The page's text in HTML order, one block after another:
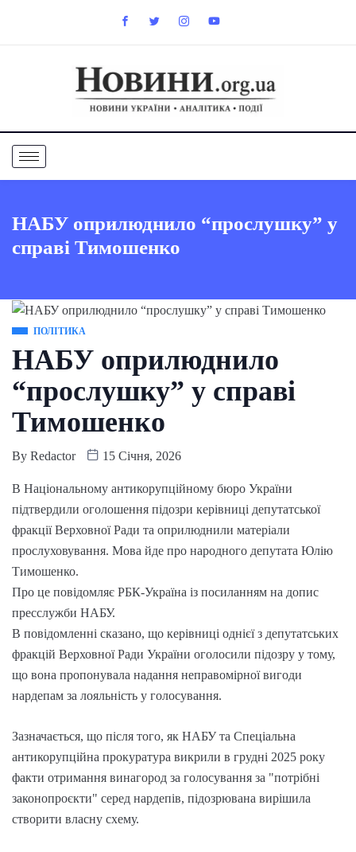
НАБУ оприлюднило “прослушку” у
справі Тимошенко
ПОЛІТИКА
НАБУ оприлюднило
“прослушку” у справі
Тимошенко
By Redactor 15 Січня, 2026
В Національному антикорупційному бюро України
підтвердили оголошення підозри керівниці депутатської
фракції Верховної Ради та оприлюднили матеріали
прослуховування. Мова йде про народного депутата Юлію
Тимошенко.
Про це повідомляє РБК-Україна із посиланням на допис
пресслужби НАБУ.
В повідомленні сказано, що керівниці однієї з депутатських
фракцій Верховної Ради України оголосили підозру у тому,
що вона пропонувала надання неправомірної вигоди
нардепам за лояльність у голосування.
Зазначається, що після того, як НАБУ та Спеціальна
антикорупційна прокуратура викрили в грудні 2025 року
факти отримання винагород за голосування за "потрібні
законопроєкти" серед нардепів, підозрювана вирішила
створити власну схему.